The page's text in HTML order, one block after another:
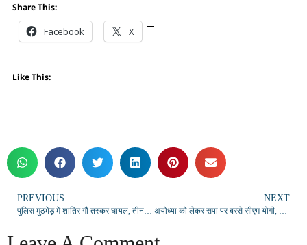
Share This:
Facebook X
Like This:
PREVIOUS
पुलिस मुठभेड़ में शातिर गौ तस्कर घायल, तीन गिरफ्तार; पिकअप से चार गोवंश और अवैध तमंचा बरामद
NEXT
अयोध्या को लेकर सपा पर बरसे सीएम योगी, बोले- मथुरा-वृंदावन पर भी खुलकर बोलें अखिलेश